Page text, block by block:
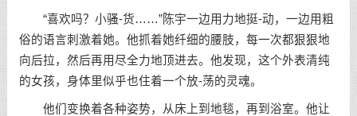
“喜欢吗？小骚-货……”陈宇一边用力地挺-动，一边用粗
俗的语言刺激着她。他抓着她纤细的腰肢，每一次都狠狠地
向后拉，然后再用尽全力地顶进去。他发现，这个外表清纯
的女孩，身体里似乎也住着一个放-荡的灵魂。
他们变换着各种姿势，从床上到地毯，再到浴室。他让